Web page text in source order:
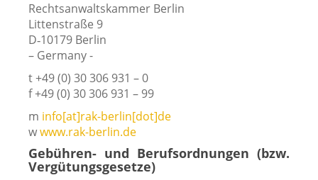
Rechtsanwaltskammer Berlin
Littenstraße 9
D‑10179 Berlin
– Germany -
t +49 (0) 30 306 931 – 0
f +49 (0) 30 306 931 – 99
m info[at]rak-berlin[dot]de
wwww.rak-berlin.de
Gebühren- und Berufsordnungen (bzw.
Vergütungsgesetze)